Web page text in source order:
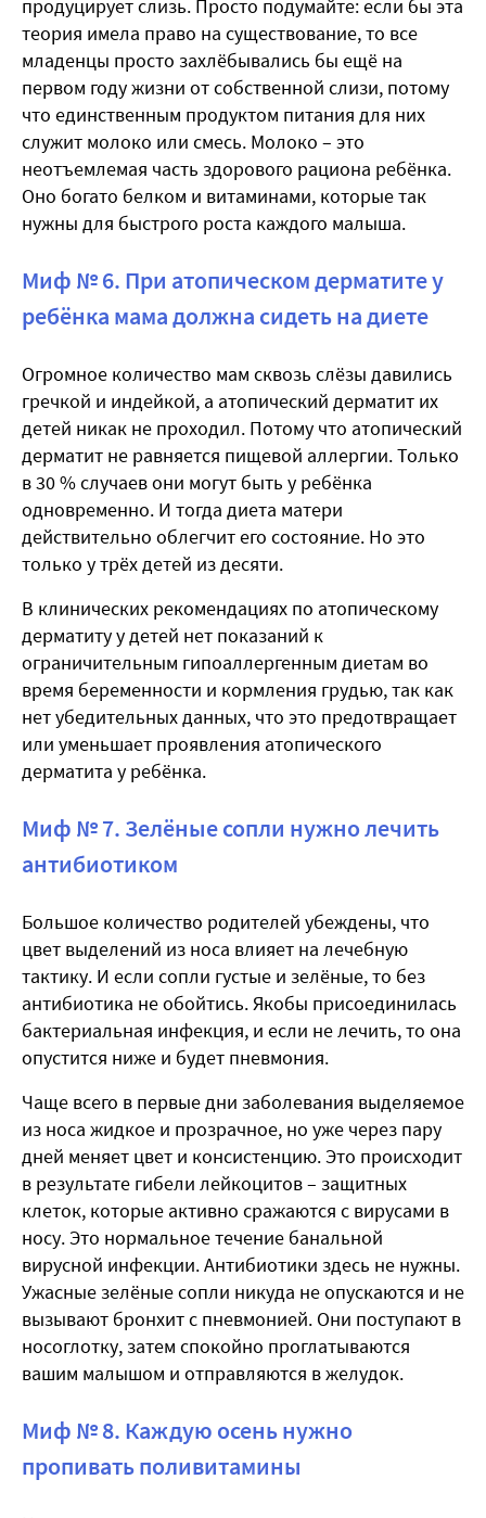
продуцирует слизь. Просто подумайте: если бы эта
теория имела право на существование, то все
младенцы просто захлёбывались бы ещё на
первом году жизни от собственной слизи, потому
что единственным продуктом питания для них
служит молоко или смесь. Молоко – это
неотъемлемая часть здорового рациона ребёнка.
Оно богато белком и витаминами, которые так
нужны для быстрого роста каждого малыша.
Миф № 6. При атопическом дерматите у
ребёнка мама должна сидеть на диете
Огромное количество мам сквозь слёзы давились
гречкой и индейкой, а атопический дерматит их
детей никак не проходил. Потому что атопический
дерматит не равняется пищевой аллергии. Только
в 30 % случаев они могут быть у ребёнка
одновременно. И тогда диета матери
действительно облегчит его состояние. Но это
только у трёх детей из десяти.
В клинических рекомендациях по атопическому
дерматиту у детей нет показаний к
ограничительным гипоаллергенным диетам во
время беременности и кормления грудью, так как
нет убедительных данных, что это предотвращает
или уменьшает проявления атопического
дерматита у ребёнка.
Миф № 7. Зелёные сопли нужно лечить
антибиотиком
Большое количество родителей убеждены, что
цвет выделений из носа влияет на лечебную
тактику. И если сопли густые и зелёные, то без
антибиотика не обойтись. Якобы присоединилась
бактериальная инфекция, и если не лечить, то она
опустится ниже и будет пневмония.
Чаще всего в первые дни заболевания выделяемое
из носа жидкое и прозрачное, но уже через пару
дней меняет цвет и консистенцию. Это происходит
в результате гибели лейкоцитов – защитных
клеток, которые активно сражаются с вирусами в
носу. Это нормальное течение банальной
вирусной инфекции. Антибиотики здесь не нужны.
Ужасные зелёные сопли никуда не опускаются и не
вызывают бронхит с пневмонией. Они поступают в
носоглотку, затем спокойно проглатываются
вашим малышом и отправляются в желудок.
Миф № 8. Каждую осень нужно
пропивать поливитамины